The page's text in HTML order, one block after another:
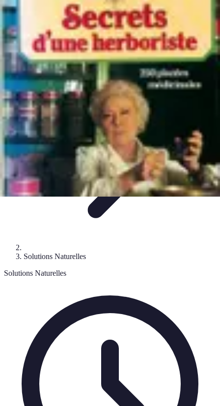
Solutions Insomnie
Méthodes NaturellesPratiques de MéditationMéditation et
Relaxation
Plantes MédicinalesComprendre l'Insomnie
Solutions Insomnie
Solutions Naturelles
Solutions Naturelles